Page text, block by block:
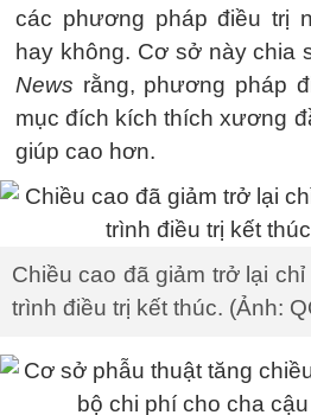
các phương pháp điều trị
hay không. Cơ sở này chia
News rằng, phương pháp
mục đích kích thích xương
giúp cao hơn.
Chiều cao đã giảm trở lại
trình điều trị kết thúc. (Ảnh: